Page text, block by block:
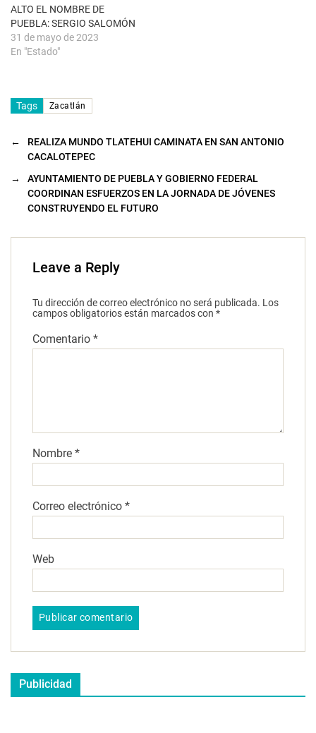
a
)
ALTO EL NOMBRE DE
PUEBLA: SERGIO SALOMÓN
31 de mayo de 2023
En "Estado"
Tags Zacatlán
←
REALIZA MUNDO TLATEHUI CAMINATA EN SAN ANTONIO
CACALOTEPEC
→
AYUNTAMIENTO DE PUEBLA Y GOBIERNO FEDERAL
COORDINAN ESFUERZOS EN LA JORNADA DE JÓVENES
CONSTRUYENDO EL FUTURO
Leave a Reply
Tu dirección de correo electrónico no será publicada. Los
campos obligatorios están marcados con *
Comentario *
Nombre *
Correo electrónico *
Web
Publicidad